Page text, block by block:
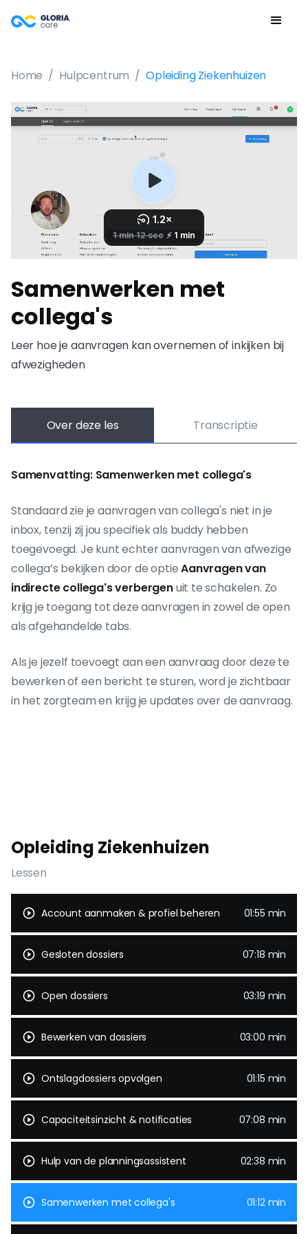
Home / Hulpcentrum / Opleiding Ziekenhuizen
Opleiding Ziekenhuizen
Lessen
play_circle_outline Account aanmaken & profiel beheren 01:55 min
play_circle_outline Gesloten dossiers 07:18 min
play_circle_outline Open dossiers 03:19 min
play_circle_outline Bewerken van dossiers 03:00 min
play_circle_outline Ontslagdossiers opvolgen 01:15 min
play_circle_outline Capaciteitsinzicht & notificaties 07:08 min
play_circle_outline Hulp van de planningsassistent 02:38 min
play_circle_outline Samenwerken met collega's 01:12 min
Samenwerken met
collega's
Leer hoe je aanvragen kan overnemen of inkijken bij
afwezigheden
Over deze les Transcriptie
Samenvatting: Samenwerken met collega's
Standaard zie je aanvragen van collega's niet in je
inbox, tenzij zij jou specifiek als buddy hebben
toegevoegd. Je kunt echter aanvragen van afwezige
collega’s bekijken door de optieAanvragen van
indirecte collega's verbergenuit te schakelen. Zo
krijg je toegang tot deze aanvragen in zowel de open
als afgehandelde tabs.
Als je jezelf toevoegt aan een aanvraag door deze te
bewerken of een bericht te sturen, word je zichtbaar
in het zorgteam en krijg je updates over de aanvraag.